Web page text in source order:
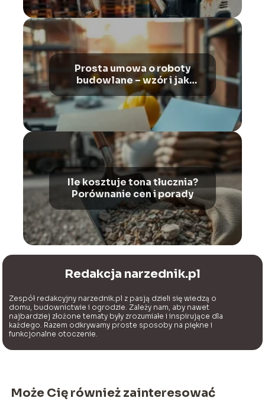
Prosta umowa o roboty
budowlane – wzór i jak
wypełnić
Ile kosztuje tona tłucznia?
Porównanie cen i porady
Redakcja narzednik.pl
Zespół redakcyjny narzednik.pl z pasją dzieli się wiedzą o
domu, budownictwie i ogrodzie. Zależy nam, aby nawet
najbardziej złożone tematy były zrozumiałe i inspirujące dla
każdego. Razem odkrywamy proste sposoby na piękne i
funkcjonalne otoczenie.
Może Cię również zainteresować